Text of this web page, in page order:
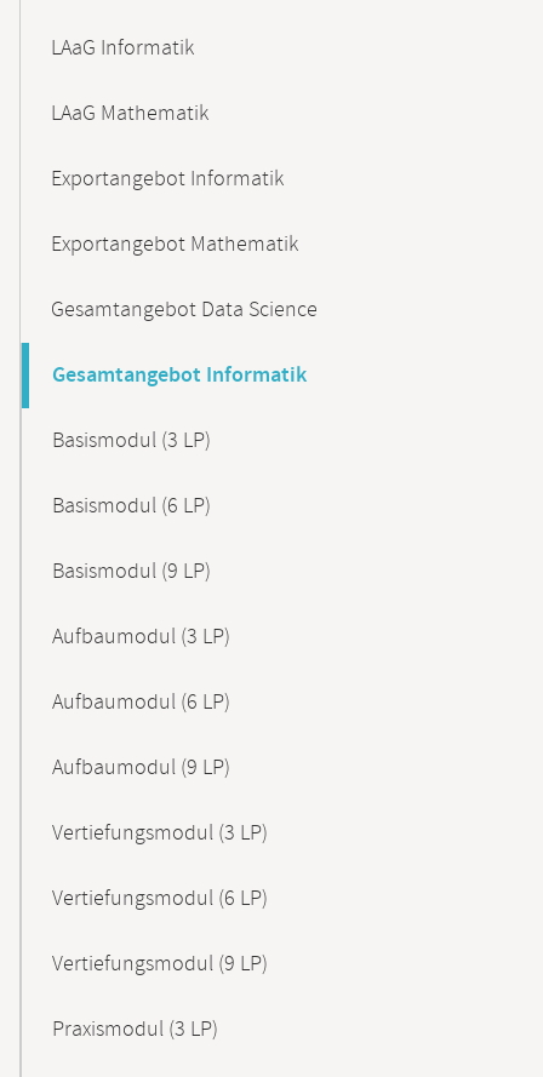
LAaG Informatik
LAaG Mathematik
Exportangebot Informatik
Exportangebot Mathematik
Gesamtangebot Data Science
Gesamtangebot Informatik
Basismodul (3 LP)
Basismodul (6 LP)
Basismodul (9 LP)
Aufbaumodul (3 LP)
Aufbaumodul (6 LP)
Aufbaumodul (9 LP)
Vertiefungsmodul (3 LP)
Vertiefungsmodul (6 LP)
Vertiefungsmodul (9 LP)
Praxismodul (3 LP)